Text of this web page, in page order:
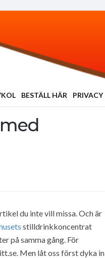
BESTÄLL HÄR PRIVACY
du inte vill missa. Och är
stilldrinkkoncentrat
på samma gång. För
Men låt oss först dyka in